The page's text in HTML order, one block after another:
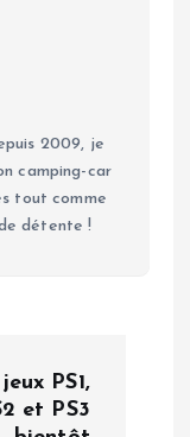
2009, je
camping-car
tout comme
détente !
PS1,
et PS3